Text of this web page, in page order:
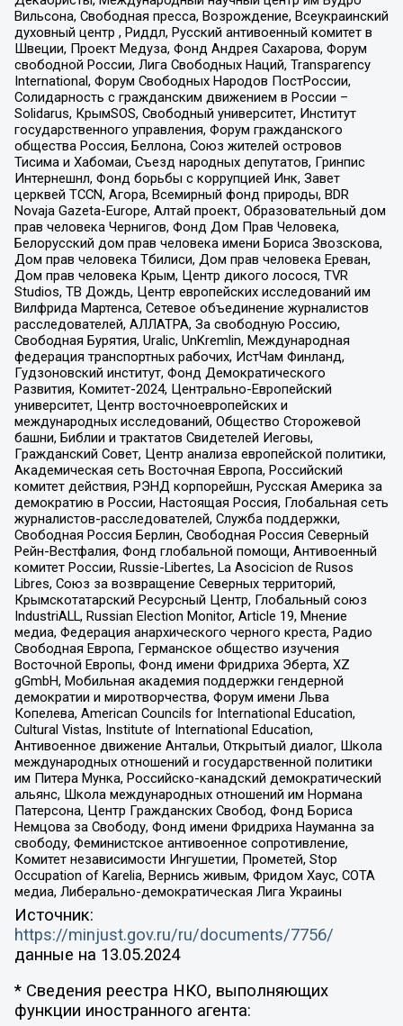
Вильсона, Свободная пресса, Возрождение, Всеукраинский
духовный центр , Риддл, Русский антивоенный комитет в
Швеции, Проект Медуза, Фонд Андрея Сахарова, Форум
свободной России, Лига Свободных Наций, Transparеncy
International, Форум Свободных Народов ПостРоссии,
Солидарность с гражданским движением в России –
Solidarus, КрымSOS, Свободный университет, Институт
государственного управления, Форум гражданского
общества Россия, Беллона, Союз жителей островов
Тисима и Хабомаи, Съезд народных депутатов, Гринпис
Интернешнл, Фонд борьбы с коррупцией Инк, Завет
церквей TCCN, Агора, Всемирный фонд природы, BDR
Novaja Gazeta-Europe, Алтай проект, Образовательный дом
прав человека Чернигов, Фонд Дом Прав Человека,
Белорусский дом прав человека имени Бориса Звозскова,
Дом прав человека Тбилиси, Дом прав человека Ереван,
Дом прав человека Крым, Центр дикого лосося, TVR
Studios, ТВ Дождь, Центр европейских исследований им
Вилфрида Мартенса, Сетевое объединение журналистов
расследователей, АЛЛАТРА, За свободную Россию,
Свободная Бурятия, Uralic, UnKremlin, Международная
федерация транспортных рабочих, ИстЧам Финланд,
Гудзоновский институт, Фонд Демократического
Развития, Комитет-2024, Центрально-Европейский
университет, Центр восточноевропейских и
международных исследований, Общество Сторожевой
башни, Библии и трактатов Свидетелей Иеговы,
Гражданский Совет, Центр анализа европейской политики,
Академическая сеть Восточная Европа, Российский
комитет действия, РЭНД корпорейшн, Русская Америка за
демократию в России, Настоящая Россия, Глобальная сеть
журналистов-расследователей, Служба поддержки,
Свободная Россия Берлин, Свободная Россия Северный
Рейн-Вестфалия, Фонд глобальной помощи, Антивоенный
комитет России, Russie-Libertes, La Asocicion de Rusos
Libres, Союз за возвращение Северных территорий,
Крымскотатарский Ресурсный Центр, Глобальный союз
IndustriALL, Russian Election Monitor, Article 19, Мнение
медиа, Федерация анархического черного креста, Радио
Свободная Европа, Германское общество изучения
Восточной Европы, Фонд имени Фридриха Эберта, XZ
gGmbH, Мобильная академия поддержки гендерной
демократии и миротворчества, Форум имени Льва
Копелева, American Councils for International Education,
Cultural Vistas, Institute of International Education,
Антивоенное движение Антальи, Открытый диалог, Школа
международных отношений и государственной политики
им Питера Мунка, Российско-канадский демократический
альянс, Школа международных отношений им Нормана
Патерсона, Центр Гражданских Свобод, Фонд Бориса
Немцова за Свободу, Фонд имени Фридриха Науманна за
свободу, Феминистское антивоенное сопротивление,
Комитет независимости Ингушетии, Прометей, Stop
Occupation of Karelia, Вернись живым, Фридом Хаус, СОТА
медиа, Либерально-демократическая Лига Украины
Источник:
https://minjust.gov.ru/ru/documents/7756/
данные на 13.05.2024
* Сведения реестра НКО, выполняющих
функции иностранного агента: